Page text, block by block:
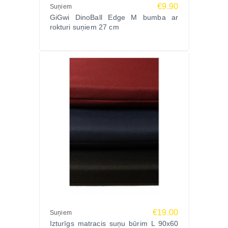
dabīgās gumijas, kas:
droša zobiem un smaganām,
rotaļlietu zīmoliem pasaulē, kas apvieno zinātni,
GiGwi produkti ir testēti profesionālos suņu centros
“Mūsu suns mīl šo bumbu – var spēlēties gan dārzā,
gan baseinā!”
Suņiem €9.90
GiGwi DinoBall Edge M bumba ar
rokturi suņiem 27 cm
Suņiem €19.00
Izturīgs matracis suņu būrim L 90x60